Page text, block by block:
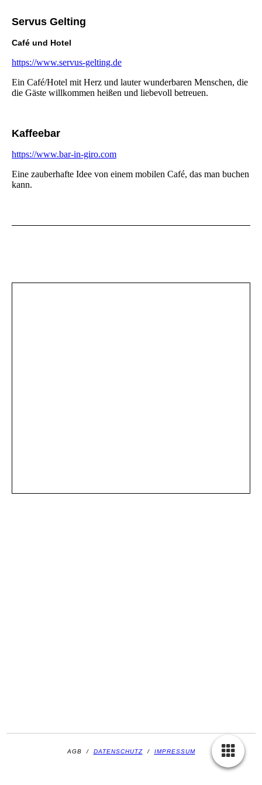
Servus Gelting
Café und Hotel
https://www.servus-gelting.de
Ein Café/Hotel mit Herz und lauter wunderbaren Menschen, die
die Gäste willkommen heißen und liebevoll betreuen.
Kaffeebar
https://www.bar-in-giro.com
Eine zauberhafte Idee von einem mobilen Café, das man buchen
kann.
AGB / DATENSCHUTZ/ IMPRESSUM